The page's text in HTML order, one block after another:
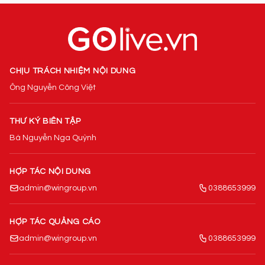
CHỊU TRÁCH NHIỆM NỘI DUNG
Ông Nguyễn Công Việt
THƯ KÝ BIÊN TẬP
Bà Nguyễn Nga Quỳnh
HỢP TÁC NỘI DUNG
admin@wingroup.vn
0388653999
HỢP TÁC QUẢNG CÁO
admin@wingroup.vn
0388653999